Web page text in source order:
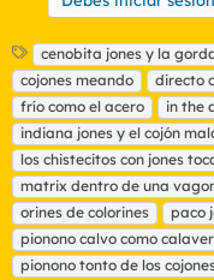
E
t
i
q
u
e
t
a
s
cenobita jones y la
cojones meando
directo
frío como el acero
in the
indiana jones y el cojón
los chistecitos con jones
matrix dentro de una
orines de colorines
paco
pionono calvo como
pionono tonto de los